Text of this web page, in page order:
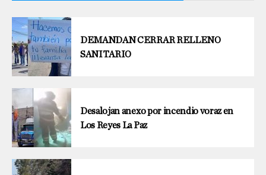
DEMANDAN CERRAR RELLENO
SANITARIO
Desalojan anexo por incendio voraz en
Los Reyes La Paz